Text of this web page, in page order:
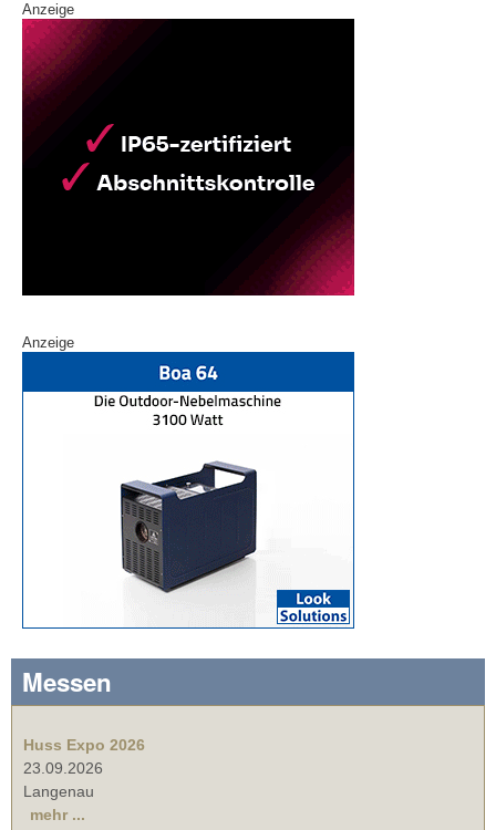
Anzeige
Anzeige
Messen
Huss Expo 2026
23.09.2026
Langenau
mehr ...